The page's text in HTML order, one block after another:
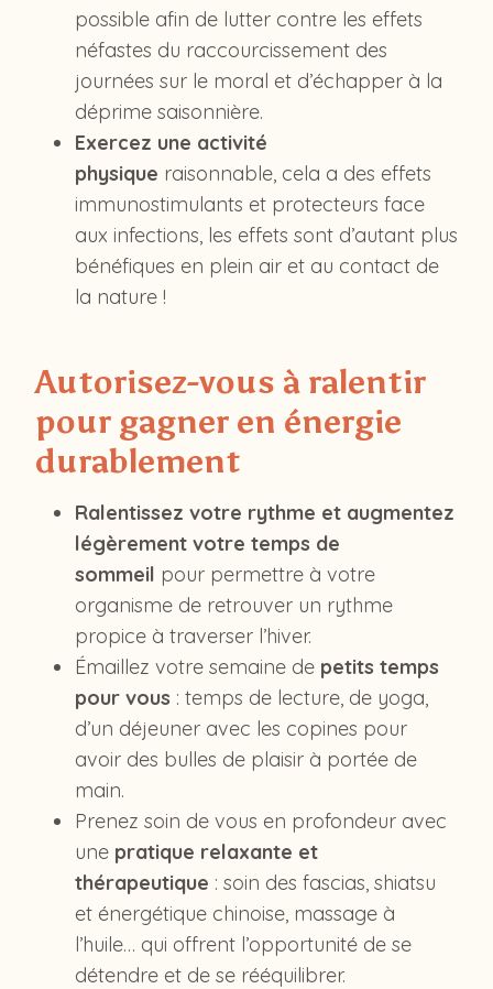
possible afin de lutter contre les effets
néfastes du raccourcissement des
journées sur le moral et d’échapper à la
déprime saisonnière.
Exercez une activité
physique raisonnable, cela a des effets
immunostimulants et protecteurs face
aux infections, les effets sont d’autant plus
bénéfiques en plein air et au contact de
la nature !
Autorisez-vous à ralentir
pour gagner en énergie
durablement
Ralentissez votre rythme et augmentez
légèrement votre temps de
sommeil pour permettre à votre
organisme de retrouver un rythme
propice à traverser l’hiver.
Émaillez votre semaine de petits temps
pour vous : temps de lecture, de yoga,
d’un déjeuner avec les copines pour
avoir des bulles de plaisir à portée de
main.
Prenez soin de vous en profondeur avec
une pratique relaxante et
thérapeutique : soin des fascias, shiatsu
et énergétique chinoise, massage à
l’huile… qui offrent l’opportunité de se
détendre et de se rééquilibrer.